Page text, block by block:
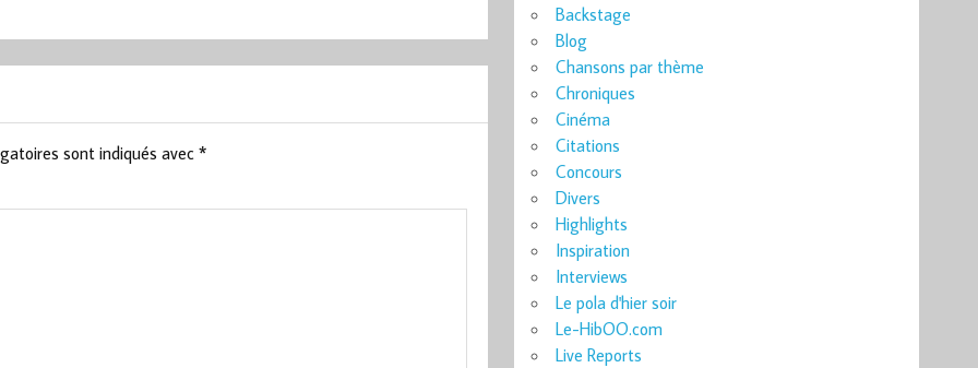
sont indiqués avec *
Backstage
Blog
Chansons par thème
Chroniques
Cinéma
Citations
Concours
Divers
Highlights
Inspiration
Interviews
Le pola d'hier soir
Le-HibOO.com
Live Reports